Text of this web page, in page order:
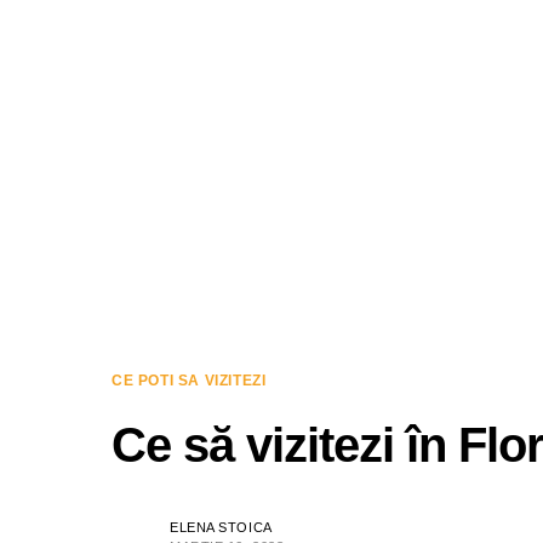
CE POTI SA VIZITEZI
Ce să vizitezi în
ELENA STOICA